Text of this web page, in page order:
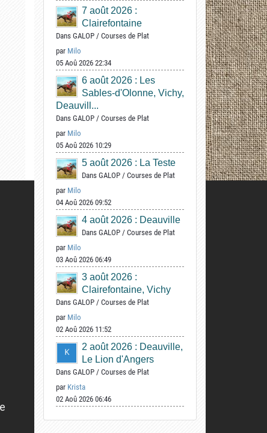
7 août 2026 :
Clairefontaine
Dans GALOP / Courses de Plat
par Milo
05 Aoû 2026 22:34
6 août 2026 : Les
Sables-d'Olonne, Vichy,
Deauvill...
Dans GALOP / Courses de Plat
par Milo
05 Aoû 2026 10:29
5 août 2026 : La Teste
Dans GALOP / Courses de Plat
par Milo
04 Aoû 2026 09:52
4 août 2026 : Deauville
Dans GALOP / Courses de Plat
par Milo
03 Aoû 2026 06:49
3 août 2026 :
Clairefontaine, Vichy
Dans GALOP / Courses de Plat
par Milo
02 Aoû 2026 11:52
2 août 2026 : Deauville,
Le Lion d'Angers
Dans GALOP / Courses de Plat
par Krista
02 Aoû 2026 06:46